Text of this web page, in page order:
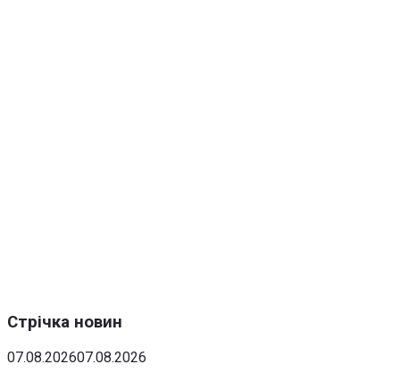
Стрічка новин
07.08.202607.08.2026